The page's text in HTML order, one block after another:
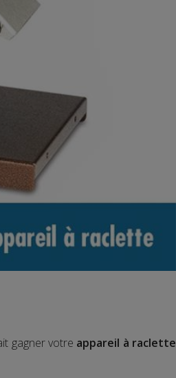
gagner votre appareil à raclette